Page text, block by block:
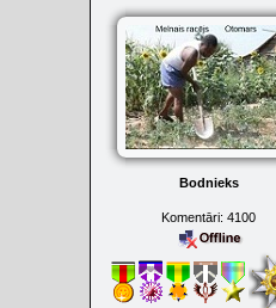
Bodnieks
Komentāri: 4100